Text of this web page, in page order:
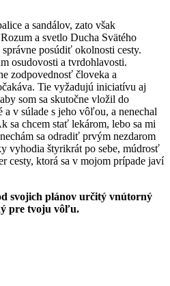
a sandálov, zato však
a svetlo Ducha Svätého
posúdiť okolnosti cesty.
osudovosti a tvrdohlavosti.
zodpovednosť človeka a
Tie vyžadujú iniciatívu aj
som sa skutočne vložil do
a v súlade s jeho vôľou, a nenechal
sa chcem stať lekárom, lebo sa mi
sa odradiť prvým nezdarom
vyhodia štyrikrát po sebe, múdrosť
cesty, ktorá sa v mojom prípade javí
svojich plánov určitý vnútorný
pre tvoju vôľu.